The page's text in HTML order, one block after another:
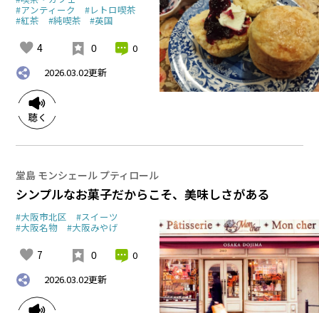
#アンティーク #レトロ喫茶
#紅茶 #純喫茶 #英国
4 0
0
2026.03.02更新
堂島 モンシェール プティロール
シンプルなお菓子だからこそ、美味しさがある
#大阪市北区 #スイーツ
#大阪名物 #大阪みやげ
7 0
0
2026.03.02更新